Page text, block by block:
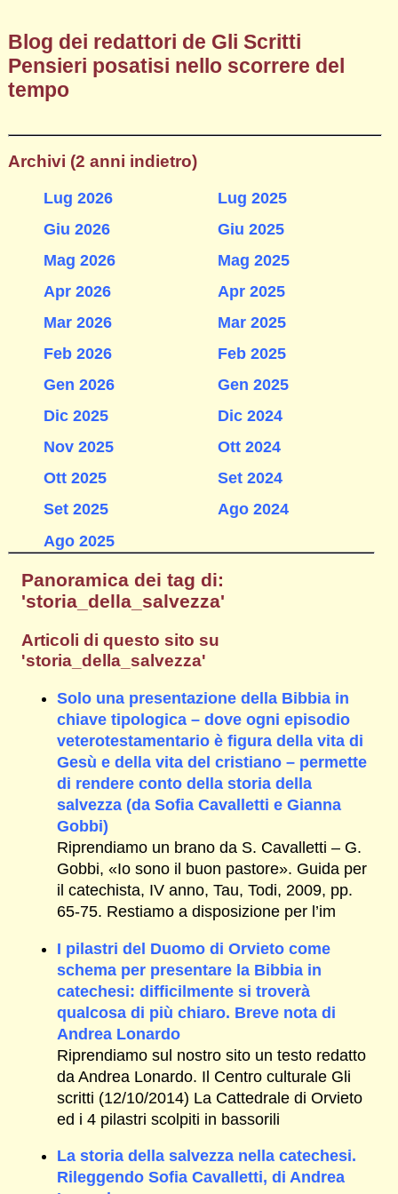
Blog dei redattori de Gli Scritti
Pensieri posatisi nello scorrere del
tempo
Archivi (2 anni indietro)
Lug 2026
Giu 2026
Mag 2026
Apr 2026
Mar 2026
Feb 2026
Gen 2026
Dic 2025
Nov 2025
Ott 2025
Set 2025
Ago 2025
Lug 2025
Giu 2025
Mag 2025
Apr 2025
Mar 2025
Feb 2025
Gen 2025
Dic 2024
Ott 2024
Set 2024
Ago 2024
Panoramica dei tag di:
'storia_della_salvezza'
Articoli di questo sito su
'storia_della_salvezza'
Solo una presentazione della Bibbia in
chiave tipologica – dove ogni episodio
veterotestamentario è figura della vita di
Gesù e della vita del cristiano – permette
di rendere conto della storia della
salvezza (da Sofia Cavalletti e Gianna
Gobbi)
Riprendiamo un brano da S. Cavalletti – G.
Gobbi, «Io sono il buon pastore». Guida per
il catechista, IV anno, Tau, Todi, 2009, pp.
65-75. Restiamo a disposizione per l’im
I pilastri del Duomo di Orvieto come
schema per presentare la Bibbia in
catechesi: difficilmente si troverà
qualcosa di più chiaro. Breve nota di
Andrea Lonardo
Riprendiamo sul nostro sito un testo redatto
da Andrea Lonardo. Il Centro culturale Gli
scritti (12/10/2014) La Cattedrale di Orvieto
ed i 4 pilastri scolpiti in bassorili
La storia della salvezza nella catechesi.
Rileggendo Sofia Cavalletti, di Andrea